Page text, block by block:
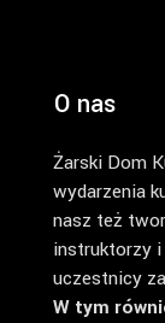
O nas
Żarski Dom
wydarzenia
nasz też
instruktorzy
uczestnicy
W tym